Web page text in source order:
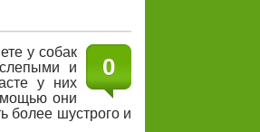
0
у собак
и
у них
они
более шустрого и